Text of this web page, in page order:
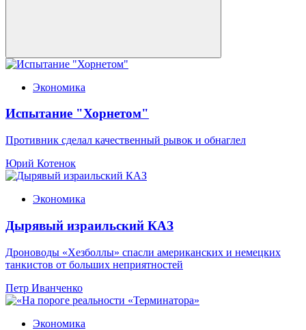
Экономика
Испытание "Хорнетом"
Противник сделал качественный рывок и обнаглел
Юрий Котенок
Экономика
Дырявый израильский КАЗ
Дроноводы «Хезболлы» спасли американских и немецких
танкистов от больших неприятностей
Петр Иванченко
Экономика